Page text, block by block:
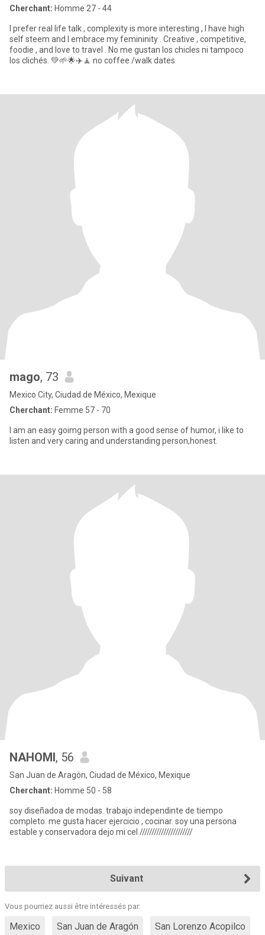
Cherchant: Homme 27 - 44
I prefer real life talk , complexity is more interesting , I have high
self steem and I embrace my femininity . Creative , competitive,
foodie , and love to travel . No me gustan los chicles ni tampoco
los clichés. 💚🌱🌟✈️🧘 no coffee /walk dates
mago, 73
Mexico City, Ciudad de México, Mexique
Cherchant: Femme 57 - 70
I am an easy goimg person with a good sense of humor, i like to
listen and very caring and understanding person,honest.
NAHOMI, 56
San Juan de Aragón, Ciudad de México, Mexique
Cherchant: Homme 50 - 58
soy diseñadoa de modas. trabajo independinte de tiempo
completo. me gusta hacer ejercicio , cocinar. soy una persona
estable y conservadora dejo mi cel //////////////////////
Suivant
Vous pourriez aussi être intéressés par:
Mexico San Juan de Aragón San Lorenzo Acopilco